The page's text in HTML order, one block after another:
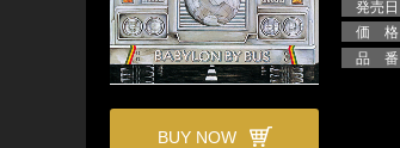
BUY NOW
発売日
価 格
品 番